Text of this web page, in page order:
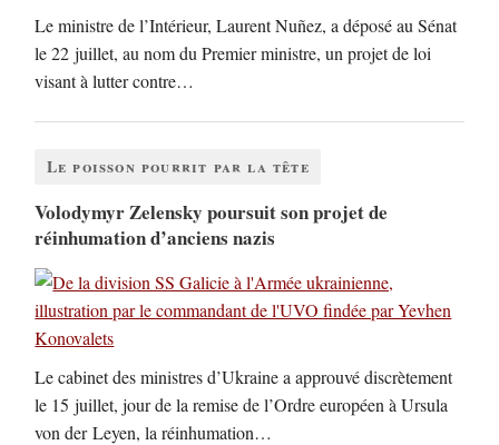
Le ministre de l’Intérieur, Laurent Nuñez, a déposé au Sénat
le 22 juillet, au nom du Premier ministre, un projet de loi
visant à lutter contre…
Le poisson pourrit par la tête
Volodymyr Zelensky poursuit son projet de
réinhumation d’anciens nazis
Le cabinet des ministres d’Ukraine a approuvé discrètement
le 15 juillet, jour de la remise de l’Ordre européen à Ursula
von der Leyen, la réinhumation…